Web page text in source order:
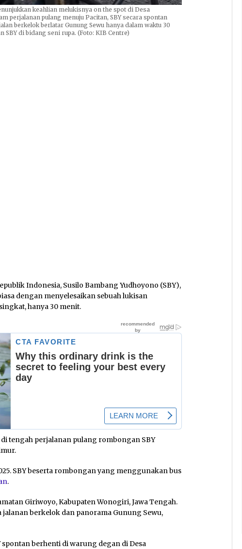
keahlian melukisnya on the spot di Desa
perjalanan pulang menuju Pacitan, SBY secara spontan
berkelok berlatar Gunung Sewu hanya dalam waktu 30
SBY di bidang seni rupa. (Foto: KIB Centre)
Indonesia, Susilo Bambang Yudhoyono (SBY),
dengan menyelesaikan sebuah lukisan
hanya 30 menit.
tengah perjalanan pulang rombongan SBY
SBY beserta rombongan yang menggunakan bus
.
Giriwoyo, Kabupaten Wonogiri, Jawa Tengah.
berkelok dan panorama Gunung Sewu,
berhenti di warung degan di Desa